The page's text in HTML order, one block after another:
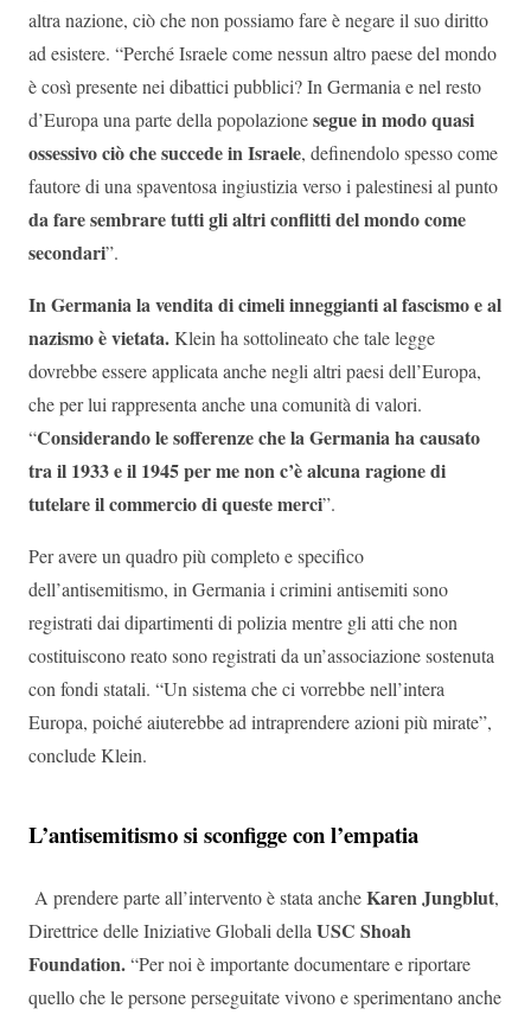
altra nazione, ciò che non possiamo fare è negare il suo diritto
ad esistere. “Perché Israele come nessun altro paese del mondo
è così presente nei dibattici pubblici? In Germania e nel resto
d’Europa una parte della popolazionesegue in modo quasi
ossessivo ciò che succede in Israele, definendolo spesso come
fautore di una spaventosa ingiustizia verso i palestinesi al punto
da fare sembrare tutti gli altri conflitti del mondo come
secondari”.
In Germania la vendita di cimeli inneggianti al fascismo e al
nazismo è vietata.Klein ha sottolineato che tale legge
dovrebbe essere applicata anche negli altri paesi dell’Europa,
che per lui rappresenta anche una comunità di valori.
“Considerando le sofferenze che la Germania ha causato
tra il 1933 e il 1945 per me non c’è alcuna ragione di
tutelare il commercio di queste merci”.
Per avere un quadro più completo e specifico
dell’antisemitismo, in Germania i crimini antisemiti sono
registrati dai dipartimenti di polizia mentre gli atti che non
costituiscono reato sono registrati da un’associazione sostenuta
con fondi statali. “Un sistema che ci vorrebbe nell’intera
Europa, poiché aiuterebbe ad intraprendere azioni più mirate”,
conclude Klein.
L’antisemitismo si sconfigge con l’empatia
A prendere parte all’intervento è stata ancheKaren Jungblut,
Direttrice delle Iniziative Globali della USC Shoah
Foundation.“Per noi è importante documentare e riportare
quello che le persone perseguitate vivono e sperimentano anche